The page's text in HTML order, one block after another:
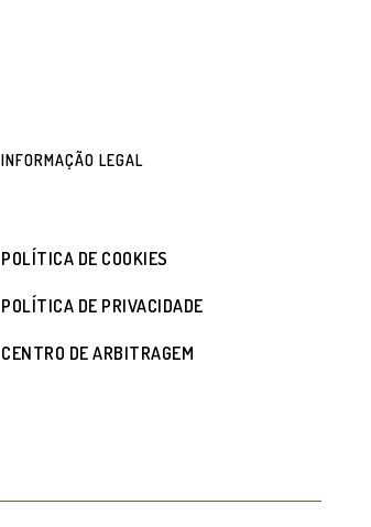
INFORMAÇÃO LEGAL
POLÍTICA DE COOKIES
POLÍTICA DE PRIVACIDADE
CENTRO DE ARBITRAGEM